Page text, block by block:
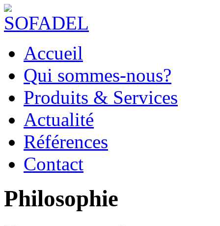
Accueil
Qui sommes-nous?
Produits & Services
Actualité
Références
Contact
Philosophie